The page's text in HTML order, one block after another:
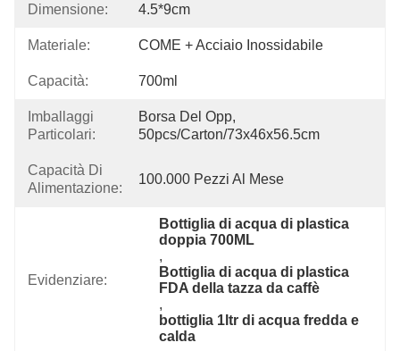
Dimensione: 4.5*9cm
Materiale: COME + Acciaio Inossidabile
Capacità: 700ml
Imballaggi
Particolari:
Borsa Del Opp,
50pcs/carton/73x46x56.5cm
Capacità Di
Alimentazione:
100.000 Pezzi Al Mese
Evidenziare:
Bottiglia di acqua di plastica
doppia 700ML
,
Bottiglia di acqua di plastica
FDA della tazza da caffè
,
bottiglia 1ltr di acqua fredda e
calda